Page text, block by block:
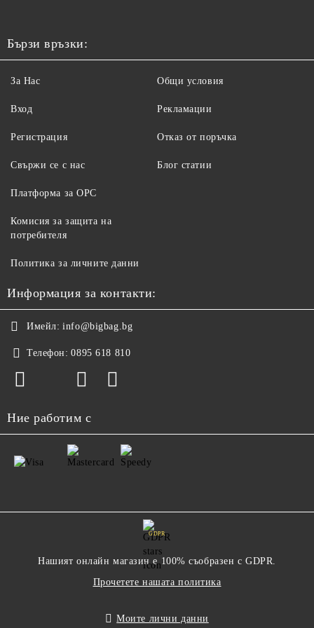
Бързи връзки:
За Нас
Вход
Регистрация
Свържи се с нас
Общи условия
Рекламации
Отказ от поръчка
Блог статии
Платформа за ОРС
Комисия за защита на
потребителя
Политика за личните данни
Информация за контакти:
Имейл: info@bigbag.bg
Телефон: 0895 618 810
Ние работим с
GDPR
Нашият онлайн магазин е 100% съобразен с GDPR.
Прочетете нашата политика
Моите лични данни